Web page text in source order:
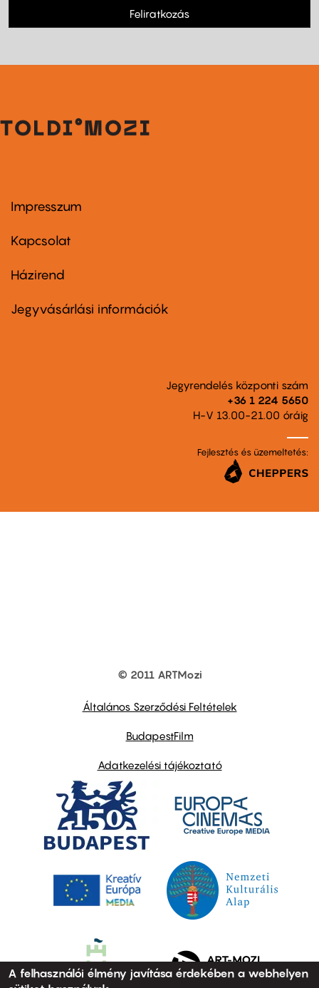
Feliratkozás
Footer
first
Impresszum
Kapcsolat
Footer
second
Házirend
Jegyvásárlási információk
Jegyrendelés központi szám
+36 1 224 5650
H-V 13.00-21.00 óráig
Fejlesztés és üzemeltetés:
© 2011 ARTMozi
Általános Szerződési Feltételek
BudapestFilm
Adatkezelési tájékoztató
A felhasználói élmény javítása érdekében a webhelyen